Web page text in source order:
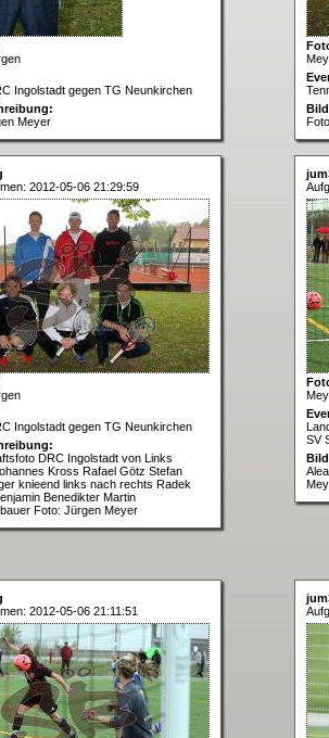
Ingolstadt gegen TG Neunkirchen
Meyer
2012-05-06 21:29:59
Ingolstadt gegen TG Neunkirchen
DRC Ingolstadt von Links
Kross Rafael Götz Stefan
knieend links nach rechts Radek
Benedikter Martin
Foto: Jürgen Meyer
SV
2012-05-06 21:11:51